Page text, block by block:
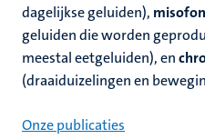
dagelijkse geluiden),
geluiden die worden
meestal eetgeluiden), en
(draaiduizelingen en
Onze publicaties